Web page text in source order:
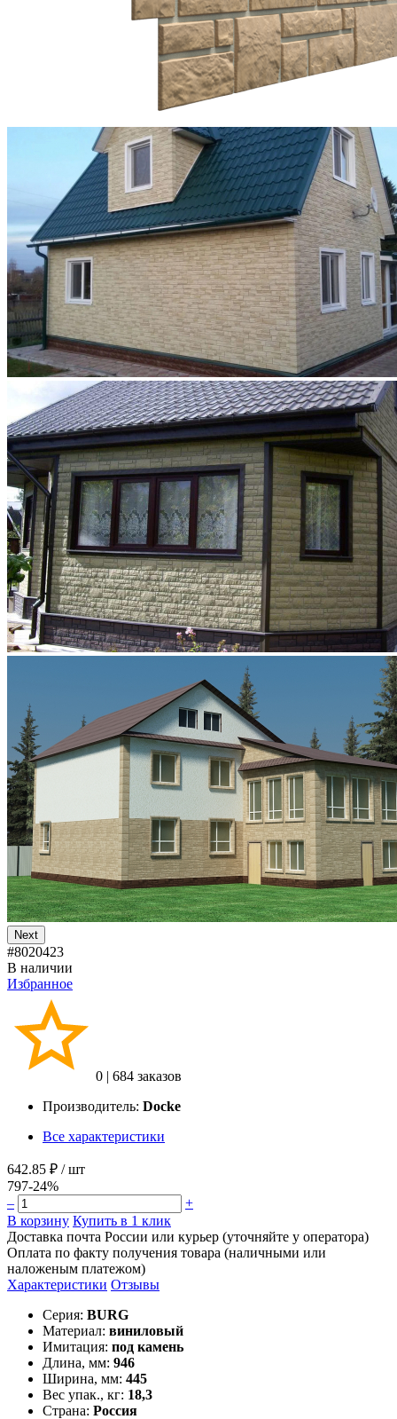
Next
#8020423
В наличии
Избранное
0 | 684 заказов
Производитель: Docke
Все характеристики
642.85 ₽ / шт
797-24%
–
+
В корзину Купить в 1 клик
Доставка почта России или курьер (уточняйте у оператора)
Оплата по факту получения товара (наличными или
наложеным платежом)
Характеристики Отзывы
Серия: BURG
Материал: виниловый
Имитация: под камень
Длина, мм: 946
Ширина, мм: 445
Вес упак., кг: 18,3
Страна: Россия